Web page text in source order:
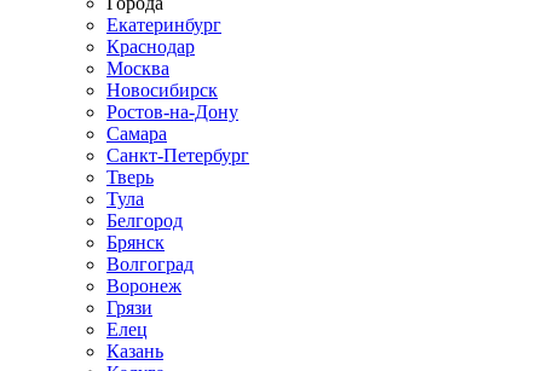
Екатеринбург
Краснодар
Москва
Новосибирск
Ростов-на-Дону
Самара
Санкт-Петербург
Тверь
Тула
Белгород
Брянск
Волгоград
Воронеж
Грязи
Елец
Казань